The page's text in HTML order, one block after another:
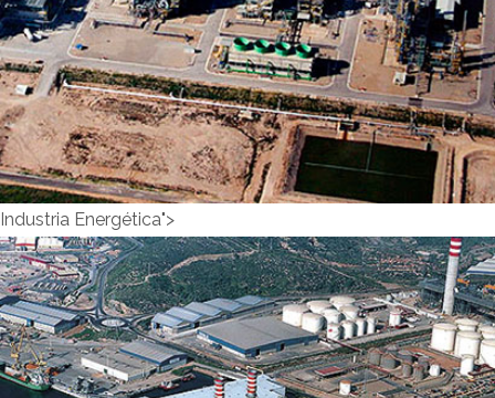
Industria Petroquímica">Industria
Petroquímica
INDUSTRIA PETROQUÍMICA
Industria Energética">